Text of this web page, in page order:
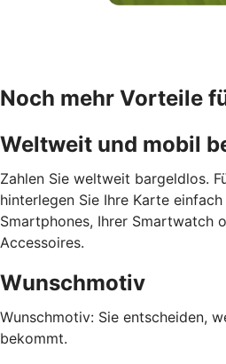
Noch mehr Vorteile
Weltweit und mobil
Zahlen Sie weltweit bargeldlos.
hinterlegen Sie Ihre Karte
Smartphones, Ihrer Smartwatch
Accessoires.
Wunschmotiv
Wunschmotiv: Sie entscheiden,
bekommt.